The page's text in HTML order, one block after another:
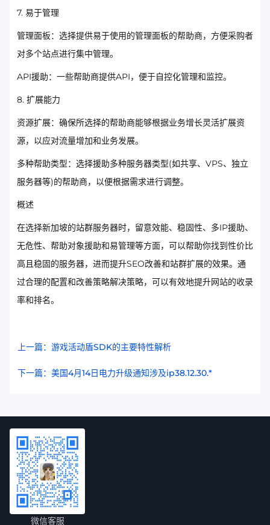
7. 易于管理
管理面板：选择提供易于使用的管理面板的帮助商，方便采购者
对多个站点进行集中管理。
API援助：一些帮助商提供API，便于自控化管理和监控。
8. 扩展能力
资源扩展：确保所选择的帮助商能够根据业务增长灵活扩展资
源，以应对流量增加和业务发展。
多种帮助类型：选择援助多种服务器类型(如共享、VPS、独立
服务器等)的帮助商，以便根据需求进行调整。
概述
在选择新加坡的站群服务器时，留意效能、稳固性、多IP援助、
无危性、帮助对象援助和易管理等方面，可以帮助你找到性价比
高且稳固的服务器，进而提升SEO改善和站群扩展的效果。通
过合理的配置和改善策略解决策略，可以有效地提升网站的收录
率和排名。
上一篇：游戏活动盾SDK的主要特性解析
下一篇：美国4月14日电力升级通知涉及ip38.12.30.*
微信客服